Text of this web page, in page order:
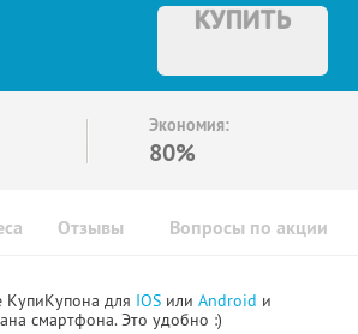
КУПИТЬ
Экономия:
80%
Отзывы Вопросы по акции
КупиКупона для IOS или Android и
смартфона. Это удобно :)